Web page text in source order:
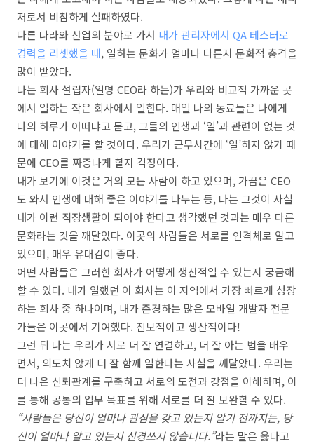
저로서 비참하게 실패하였다.
다른 나라와 산업의 분야로 가서 내가 관리자에서 QA 테스터로
경력을 리셋했을 때, 일하는 문화가 얼마나 다른지 문화적 충격을
많이 받았다.
나는 회사 설립자(일명 CEO라 하는)가 우리와 비교적 가까운 곳
에서 일하는 작은 회사에서 일한다. 매일 나의 동료들은 나에게
나의 하루가 어떠냐고 묻고, 그들의 인생과 ‘일’과 관련이 없는 것
에 대해 이야기를 할 것이다. 우리가 근무시간에 ‘일’하지 않기 때
문에 CEO를 짜증나게 할지 걱정이다.
내가 보기에 이것은 거의 모든 사람이 하고 있으며, 가끔은 CEO
도 와서 인생에 대해 좋은 이야기를 나누는 등, 나는 그것이 사실
내가 이런 직장생활이 되어야 한다고 생각했던 것과는 매우 다른
문화라는 것을 깨달았다. 이곳의 사람들은 서로를 인격체로 알고
있으며, 매우 유대감이 좋다.
어떤 사람들은 그러한 회사가 어떻게 생산적일 수 있는지 궁금해
할 수 있다. 내가 일했던 이 회사는 이 지역에서 가장 빠르게 성장
하는 회사 중 하나이며, 내가 존경하는 많은 모바일 개발자 전문
가들은 이곳에서 기여했다. 진보적이고 생산적이다!
그런 뒤 나는 우리가 서로 더 잘 연결하고, 더 잘 아는 법을 배우
면서, 의도치 않게 더 잘 함께 일한다는 사실을 깨달았다. 우리는
더 나은 신뢰관계를 구축하고 서로의 도전과 강점을 이해하며, 이
를 통해 공통의 업무 목표를 위해 서로를 더 잘 보완할 수 있다.
“사람들은 당신이 얼마나 관심을 갖고 있는지 알기 전까지는, 당
신이 얼마나 알고 있는지 신경쓰지 않습니다.”라는 말은 옳다고